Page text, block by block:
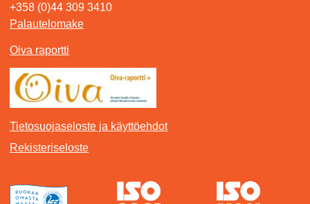
+358 (0)44 309 3410
Palautelomake
Oiva raportti
Tietosuojaseloste ja käyttöehdot
Rekisteriseloste